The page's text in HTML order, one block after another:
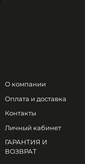
О компании
Оплата и доставка
Контакты
Личный кабинет
ГАРАНТИЯ И
ВОЗВРАТ